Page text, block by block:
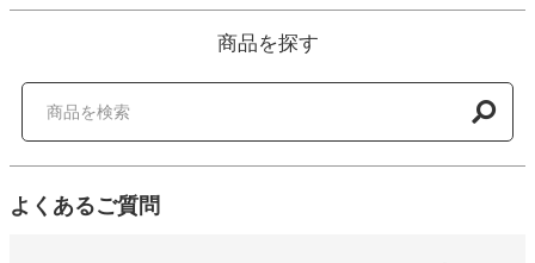
商品を探す
よくあるご質問